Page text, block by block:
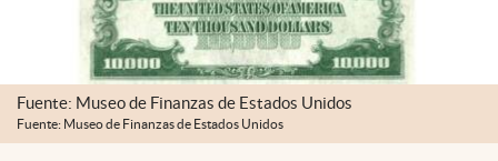
Fuente: Museo de Finanzas de Estados Unidos
Fuente: Museo de Finanzas de Estados Unidos